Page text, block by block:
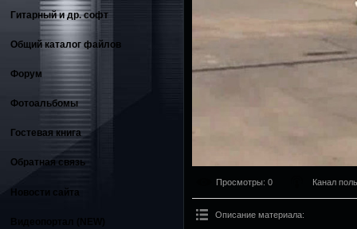
Гитарный и др. софт
Общий каталог файлов
Форум
Фотоальбомы
Гостевая книга
Обратная связь
Новости сайта
Просмотры: 0 Канал
Описание материала: